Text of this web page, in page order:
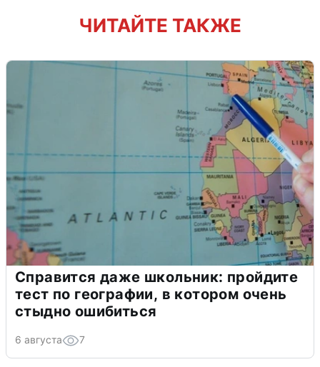
ЧИТАЙТЕ ТАКЖЕ
Справится даже школьник: пройдите
тест по географии, в котором очень
стыдно ошибиться
6 августа 7